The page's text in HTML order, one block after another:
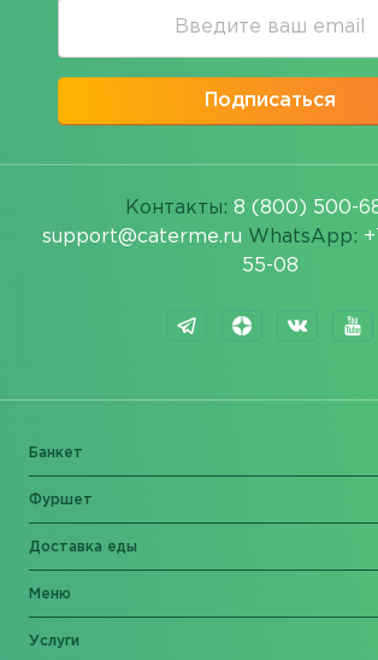
Подписаться
Контакты: 8 (800) 500-
support@caterme.ru WhatsApp:
55-08
Банкет
Фуршет
Доставка еды
Меню
Услуги